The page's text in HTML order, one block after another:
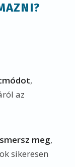
,
az
meg,
sikeresen